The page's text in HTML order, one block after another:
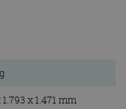
x 1.471 mm